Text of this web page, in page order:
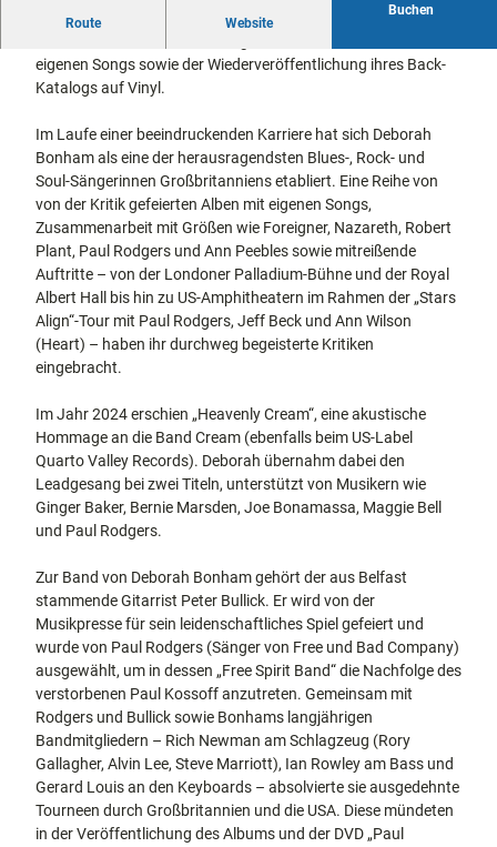
Musee
en und
Sonde
rausst
ellung
en
Street
Art
Theat
er und
Bühne
Gärten
fahren in
im
Grünen
Stadtführungen
Kassel
Gastronomie
und
Shopping
Unterkünfte
Ausflugsziele
in der Region
Fragen
Route Website
Buchen
Auf Tournee in den Jahren 2025 und 2026
eigenen Songs sowie der Wiederveröffentlichung ihres Back-
Katalogs auf Vinyl.
Im Laufe einer beeindruckenden Karriere hat sich Deborah
Bonham als eine der herausragendsten Blues-, Rock- und
Soul-Sängerinnen Großbritanniens etabliert. Eine Reihe von
von der Kritik gefeierten Alben mit eigenen Songs,
Zusammenarbeit mit Größen wie Foreigner, Nazareth, Robert
Plant, Paul Rodgers und Ann Peebles sowie mitreißende
Auftritte – von der Londoner Palladium-Bühne und der Royal
Albert Hall bis hin zu US-Amphitheatern im Rahmen der „Stars
Align“-Tour mit Paul Rodgers, Jeff Beck und Ann Wilson
(Heart) – haben ihr durchweg begeisterte Kritiken
eingebracht.
Im Jahr 2024 erschien „Heavenly Cream“, eine akustische
Hommage an die Band Cream (ebenfalls beim US-Label
Quarto Valley Records). Deborah übernahm dabei den
Leadgesang bei zwei Titeln, unterstützt von Musikern wie
Ginger Baker, Bernie Marsden, Joe Bonamassa, Maggie Bell
und Paul Rodgers.
Zur Band von Deborah Bonham gehört der aus Belfast
stammende Gitarrist Peter Bullick. Er wird von der
Musikpresse für sein leidenschaftliches Spiel gefeiert und
wurde von Paul Rodgers (Sänger von Free und Bad Company)
ausgewählt, um in dessen „Free Spirit Band“ die Nachfolge des
verstorbenen Paul Kossoff anzutreten. Gemeinsam mit
Rodgers und Bullick sowie Bonhams langjährigen
Bandmitgliedern – Rich Newman am Schlagzeug (Rory
Gallagher, Alvin Lee, Steve Marriott), Ian Rowley am Bass und
Gerard Louis an den Keyboards – absolvierte sie ausgedehnte
Tourneen durch Großbritannien und die USA. Diese mündeten
in der Veröffentlichung des Albums und der DVD „Paul